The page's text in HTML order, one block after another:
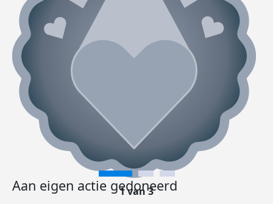
Aan eigen actie gedoneerd
1 van 3